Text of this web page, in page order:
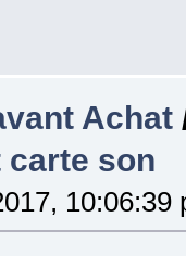
Achat
son
10:06:39